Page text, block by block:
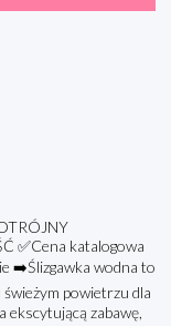
✅Cena katalogowa
➡️Ślizgawka wodna to
powietrzu dla
ekscytującą zabawę,